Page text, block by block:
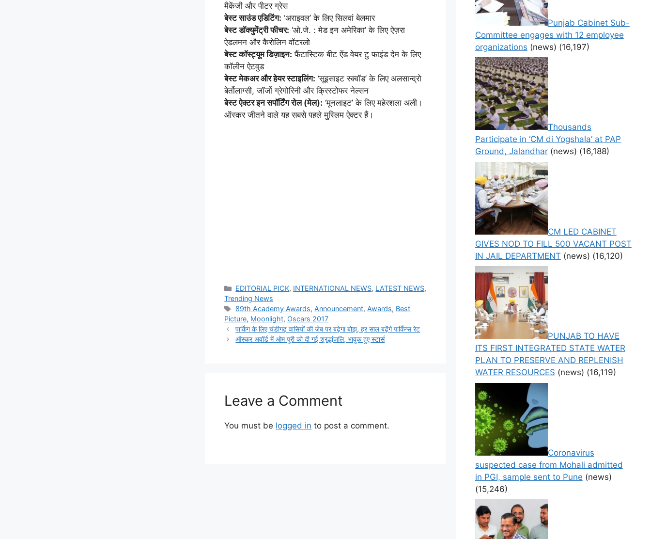
मैकेंजी और पीटर ग्रेस
बेस्ट साउंड एडिटिंग: ‘अराइवल’ के लिए सिलवां बेलमार
बेस्ट डॉक्युमेंट्री फीचर: ‘ओ.जे. : मेड इन अमेरिका’ के लिए ऐज़रा
ऐडलमन और कैरोलिन वॉटरलो
बेस्ट कॉस्ट्यूम डिज़ाइन: फैंटास्टिक बीट ऐंड वेयर टु फाइंड देम के लिए
कॉलीन ऐटवुड
बेस्ट मेकअर और हेयर स्टाइलिंग: ‘सूइसाइट स्क्वॉड’ के लिए अलसान्द्रो
बेर्तोलाग्सी, जॉर्जो ग्रेगोरिनी और क्रिस्टोफर नेल्सन
बेस्ट ऐक्टर इन सपॉर्टिंग रोल (मेल): ‘मूनलाइट’ के लिए महेरशला अली।
ऑस्कर जीतने वाले यह सबसे पहले मुस्लिम ऐक्टर हैं।
Categories
EDITORIAL PICK, INTERNATIONAL NEWS, LATEST NEWS,
Trending News
Tags
89th Academy Awards, Announcement, Awards, Best
Picture, Moonlight, Oscars 2017
पार्किंग के लिए चंडीगढ़ वासियों की जेब पर बढ़ेगा बोझ, हर साल बढ़ेंगे पार्किंग्स रेट
ऑस्कर अवॉर्ड में ओम पुरी को दी गई श्रद्धांजलि, भावुक हुए स्टार्स
Leave a Comment
You must be logged in to post a comment.
Punjab Cabinet Sub-
Committee engages with 12 employee
organizations (news) (16,197)
Thousands
Participate in ‘CM di Yogshala’ at PAP
Ground, Jalandhar (news) (16,188)
CM LED CABINET
GIVES NOD TO FILL 500 VACANT POST
IN JAIL DEPARTMENT (news) (16,120)
PUNJAB TO HAVE
ITS FIRST INTEGRATED STATE WATER
PLAN TO PRESERVE AND REPLENISH
WATER RESOURCES (news) (16,119)
Coronavirus
suspected case from Mohali admitted
in PGI, sample sent to Pune (news)
(15,246)